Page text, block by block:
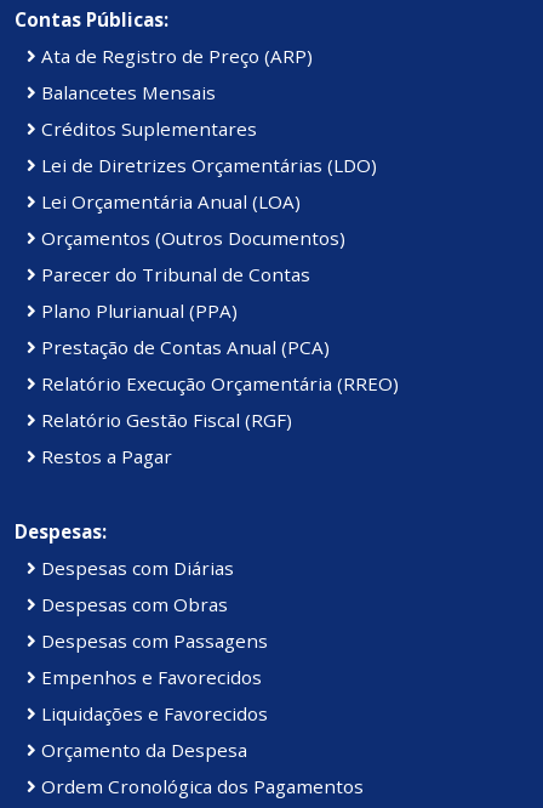
Contas Públicas:
Ata de Registro de Preço (ARP)
Balancetes Mensais
Créditos Suplementares
Lei de Diretrizes Orçamentárias (LDO)
Lei Orçamentária Anual (LOA)
Orçamentos (Outros Documentos)
Parecer do Tribunal de Contas
Plano Plurianual (PPA)
Prestação de Contas Anual (PCA)
Relatório Execução Orçamentária (RREO)
Relatório Gestão Fiscal (RGF)
Restos a Pagar
Despesas:
Despesas com Diárias
Despesas com Obras
Despesas com Passagens
Empenhos e Favorecidos
Liquidações e Favorecidos
Orçamento da Despesa
Ordem Cronológica dos Pagamentos